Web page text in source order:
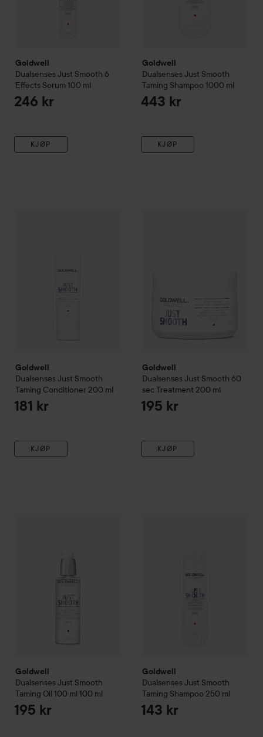
Goldwell
Dualsenses Just Smooth 6
Effects Serum 100 ml
246 kr
KJØP
Goldwell
Dualsenses Just Smooth
Taming Shampoo 1000 ml
443 kr
KJØP
Goldwell
Dualsenses Just Smooth
Taming Conditioner 200 ml
181 kr
KJØP
Goldwell
Dualsenses Just Smooth 60
sec Treatment 200 ml
195 kr
KJØP
Goldwell
Dualsenses Just Smooth
Taming Oil 100 ml 100 ml
195 kr
Goldwell
Dualsenses Just Smooth
Taming Shampoo 250 ml
143 kr